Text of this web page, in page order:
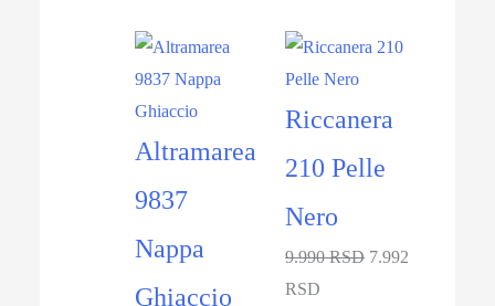
Altramarea
9837
Nappa
Ghiaccio
Riccanera
210 Pelle
Nero
9.990 RSD 7.992
RSD